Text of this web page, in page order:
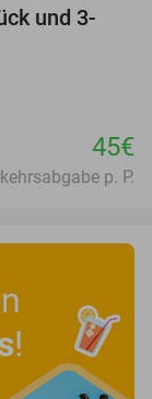
und 3-
45€
p. P.
!